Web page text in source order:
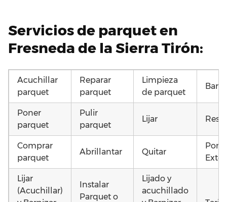
Servicios de parquet en
Fresneda de la Sierra Tirón:
Acuchillar
parquet
Reparar
parquet
Limpieza
de parquet
Poner
parquet
Pulir
parquet
Lijar
Comprar
parquet
Abrillantar Quitar
Lijar
(Acuchillar)
Instalar
Parquet o
Lijado y
acuchillado